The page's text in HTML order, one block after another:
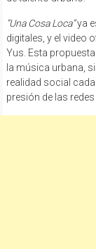
“Una Cosa Loca”ya
digitales, y el video
Yus. Esta
la música urbana,
realidad social
presión de las